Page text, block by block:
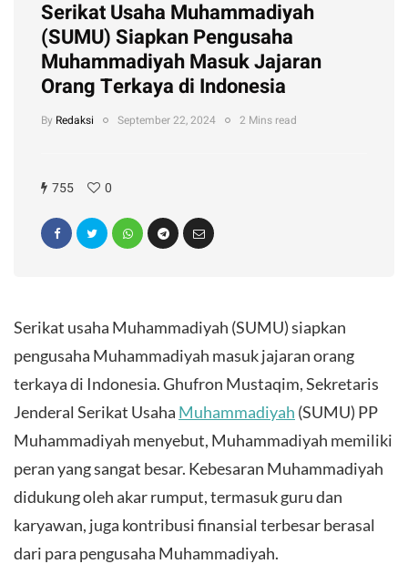
Serikat Usaha Muhammadiyah
(SUMU) Siapkan Pengusaha
Muhammadiyah Masuk Jajaran
Orang Terkaya di Indonesia
By Redaksi September 22, 2024 2 Mins read
755 0
Serikat usaha Muhammadiyah (SUMU) siapkan
pengusaha Muhammadiyah masuk jajaran orang
terkaya di Indonesia. Ghufron Mustaqim, Sekretaris
Jenderal Serikat Usaha Muhammadiyah (SUMU) PP
Muhammadiyah menyebut, Muhammadiyah memiliki
peran yang sangat besar. Kebesaran Muhammadiyah
didukung oleh akar rumput, termasuk guru dan
karyawan, juga kontribusi finansial terbesar berasal
dari para pengusaha Muhammadiyah.